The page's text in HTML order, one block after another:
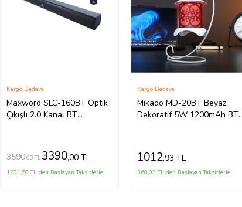
Maxword SLC-160BT Optik
Çıkışlı 2.0 Kanal BT
Kargo Bedava
3590,00 TL 3390,00 TL
1231,70 TL'den Başlayan Taksitlerle
Mikado MD-20BT Beyaz
Dekoratif 5W 1200mAh BT-
Kargo Bedava
1012,93 TL
368,03 TL'den Başlayan Taksitlerle